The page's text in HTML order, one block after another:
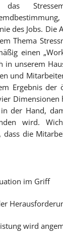
des Jobs. Die
Thema
einen
in unserem
und
Ergebnis der
der Hand,
wird.
dass die
im Griff
wird